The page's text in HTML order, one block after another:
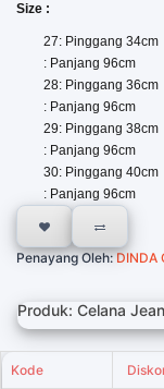
Size :
27: Pinggang 34cm
: Panjang 96cm
28: Pinggang 36cm
: Panjang 96cm
29: Pinggang 38cm
: Panjang 96cm
30: Pinggang 40cm
: Panjang 96cm
Penayang Oleh:DINDA
Produk: Celana
Kode